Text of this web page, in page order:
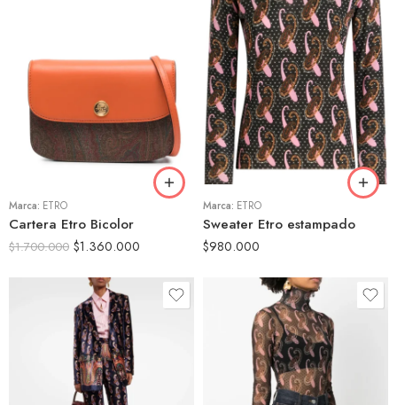
Marca: ETRO
Cartera Etro Bicolor
$1.700.000 $1.360.000
Marca: ETRO
Sweater Etro estampado
$980.000
42
46